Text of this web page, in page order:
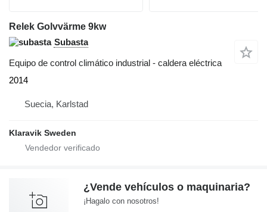
Relek Golvvärme 9kw
Subasta
Equipo de control climático industrial - caldera eléctrica
2014
Suecia, Karlstad
Klaravik Sweden
¿Vende vehículos o maquinaria?
¡Hagalo con nosotros!